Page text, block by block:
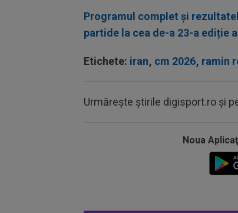
Programul complet și
partide la cea de-a 23-a ediție
Etichete: iran, cm 2026, ramin
Urmărește știrile digisport.ro și
Noua